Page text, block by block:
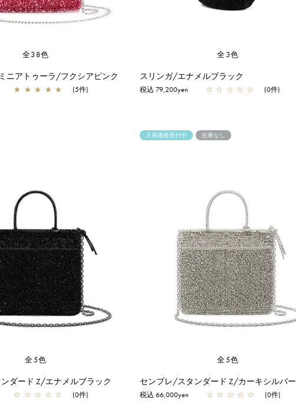
全38色
ニアトゥーラ/フクシアピンク
★ ★ ★ ★ ★ (5件)
全3色
スリンガ/エナメルブラック
税込 79,200yen ☆ ☆ ☆ ☆ ☆ (0件)
全5色
ダード Z/エナメルブラック
☆ ☆ ☆ ☆ ☆ (0件)
入荷連絡受付中 在庫なし
全5色
センプレ/スタンダード Z/カーキシルバー
税込 66,000yen ☆ ☆ ☆ ☆ ☆ (0件)